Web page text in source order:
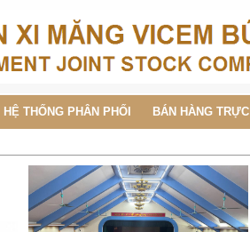
HỆ THỐNG PHÂN PHỐI BÁN HÀNG